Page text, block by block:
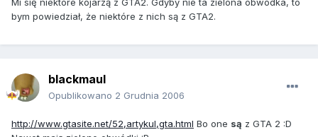
bym powiedział, że niektóre z nich są z GTA2.
blackmaul
Opublikowano 2 Grudnia 2006
http://www.gtasite.net/52,artykul,gta.html Bo one są z GTA 2 :D